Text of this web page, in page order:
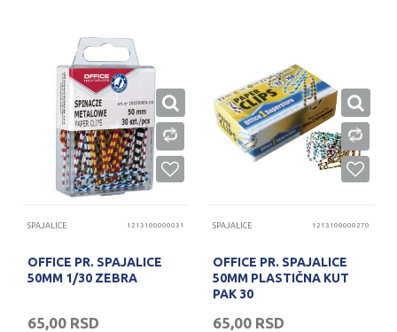
SPAJALICE 1213100000031
OFFICE PR. SPAJALICE
50MM 1/30 ZEBRA
65,00 RSD
SPAJALICE 1213100000270
OFFICE PR. SPAJALICE
50MM PLASTIČNA KUT
PAK 30
65,00 RSD